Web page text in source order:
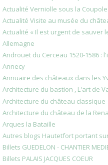
Actualité Verniolle sous la Coupole
Actualité Visite au musée du
Actualité « Il est urgent de sauver
Allemagne
Androuet du Cerceau 1520-1586 :
Annecy
Annuaire des châteaux dans les
Architecture du bastion , L'art de
Architecture du château classique
Architecture du château de la
Arques la Bataille
Autres blogs Hautetfort portant
Billets GUEDELON - CHANTIER
Billets PALAIS JACQUES COEUR